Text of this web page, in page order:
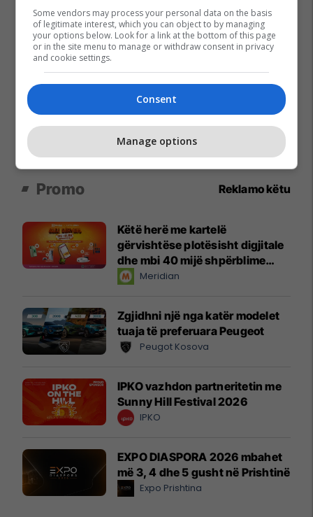
Promo Reklamo këtu
Këtë herë me kartelë
gërvishtëse plotësisht digjitale
dhe mbi 40 mijë shpërblime
instant!Meridian
Zgjidhni një nga katër modelet
tuaja të preferuara Peugeot
Peugot Kosova
IPKO vazhdon partneritetin me
Sunny Hill Festival 2026
IPKO
EXPO DIASPORA 2026 mbahet
më 3, 4 dhe 5 gusht në Prishtinë
Expo Prishtina
Some vendors may process your personal data on the basis
of legitimate interest, which you can object to by managing
your options below. Look for a link at the bottom of this page
or in the site menu to manage or withdraw consent in privacy
and cookie settings.
Consent
Manage options